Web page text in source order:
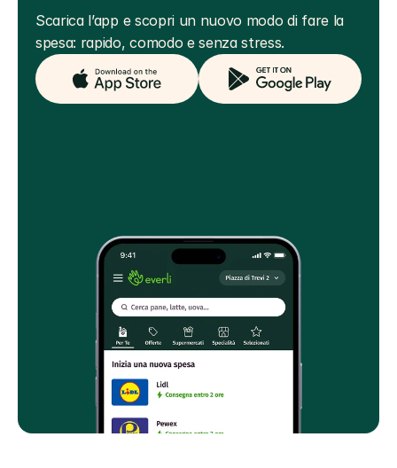
Scarica l’app e scopri un nuovo modo di fare la
spesa: rapido, comodo e senza stress.